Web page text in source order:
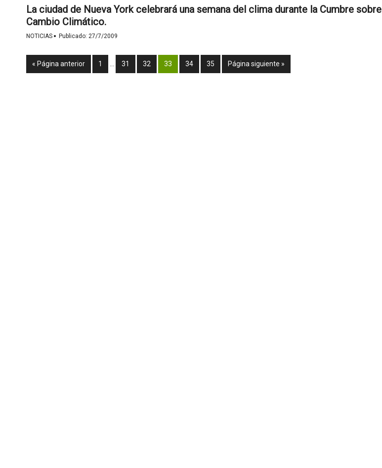
La ciudad de Nueva York celebrará una semana del clima durante la Cumbre sobre
Cambio Climático.
NOTICIAS · Publicado: 27/7/2009
« Página anterior 1 31 32 33 34 35 Página siguiente »